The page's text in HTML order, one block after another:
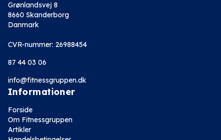
Grønlandsvej 8
8660 Skanderborg
Danmark
CVR-nummer: 26988454
87 44 03 06
info@fitnessgruppen.dk
Informationer
Forside
Om Fitnessgruppen
Artikler